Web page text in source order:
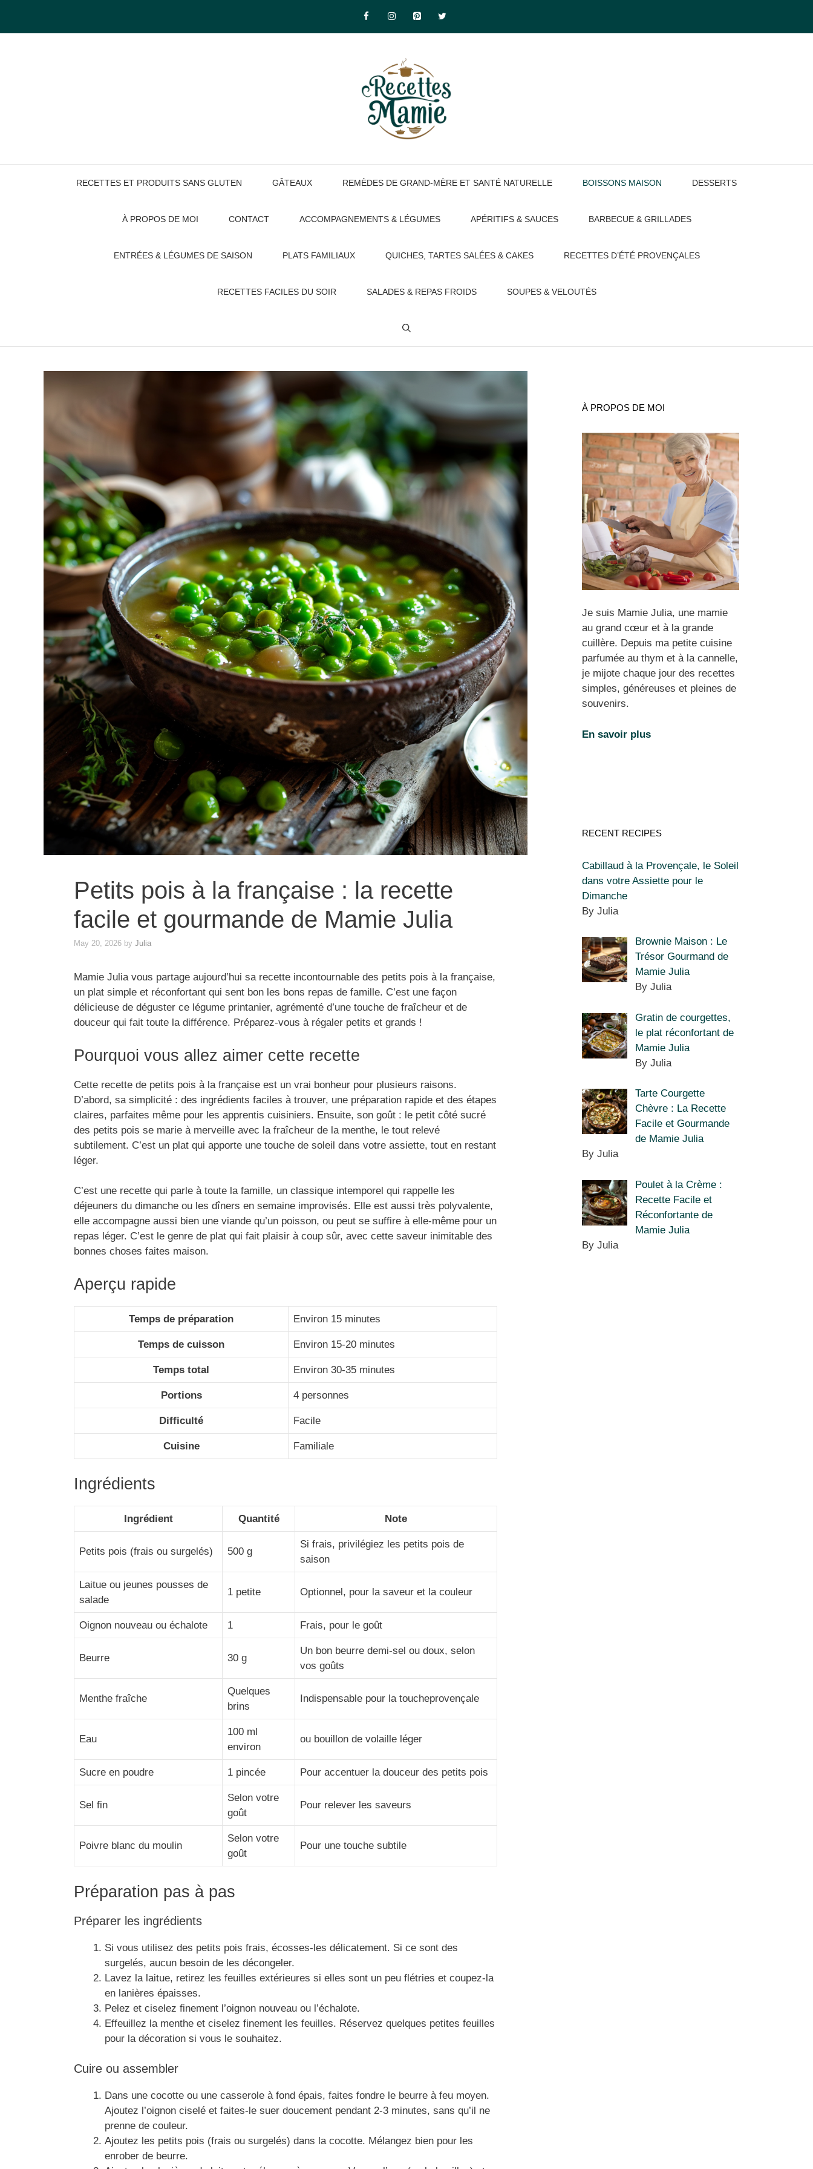
content
RECETTES ET PRODUITS SANS GLUTEN GÂTEAUX REMÈDES DE GRAND-MÈRE ET SANTÉ NATURELLE BOISSONS MAISON DESSERTS
À PROPOS DE MOI CONTACT ACCOMPAGNEMENTS & LÉGUMES APÉRITIFS & SAUCES BARBECUE & GRILLADES
ENTRÉES & LÉGUMES DE SAISON PLATS FAMILIAUX QUICHES, TARTES SALÉES & CAKES RECETTES D’ÉTÉ PROVENÇALES
RECETTES FACILES DU SOIR SALADES & REPAS FROIDS SOUPES & VELOUTÉS
Petits pois à la française : la recette
facile et gourmande de Mamie Julia
May 20, 2026 by Julia
Mamie Julia vous partage aujourd’hui sa recette incontournable des petits pois à la française,
un plat simple et réconfortant qui sent bon les bons repas de famille. C’est une façon
délicieuse de déguster ce légume printanier, agrémenté d’une touche de fraîcheur et de
douceur qui fait toute la différence. Préparez-vous à régaler petits et grands !
Pourquoi vous allez aimer cette recette
Cette recette de petits pois à la française est un vrai bonheur pour plusieurs raisons.
D’abord, sa simplicité : des ingrédients faciles à trouver, une préparation rapide et des étapes
claires, parfaites même pour les apprentis cuisiniers. Ensuite, son goût : le petit côté sucré
des petits pois se marie à merveille avec la fraîcheur de la menthe, le tout relevé
subtilement. C’est un plat qui apporte une touche de soleil dans votre assiette, tout en restant
léger.
C’est une recette qui parle à toute la famille, un classique intemporel qui rappelle les
déjeuners du dimanche ou les dîners en semaine improvisés. Elle est aussi très polyvalente,
elle accompagne aussi bien une viande qu’un poisson, ou peut se suffire à elle-même pour un
repas léger. C’est le genre de plat qui fait plaisir à coup sûr, avec cette saveur inimitable des
bonnes choses faites maison.
Aperçu rapide
Temps de préparation Environ 15 minutes
Temps de cuisson Environ 15-20 minutes
Temps total Environ 30-35 minutes
Portions 4 personnes
Difficulté Facile
Cuisine Familiale
Ingrédients
Ingrédient Quantité Note
Petits pois (frais ou surgelés) 500 g
Si frais, privilégiez les petits pois de
saison
Laitue ou jeunes pousses de
salade
1 petite Optionnel, pour la saveur et la couleur
Oignon nouveau ou échalote 1 Frais, pour le goût
Beurre 30 g
Un bon beurre demi-sel ou doux, selon
vos goûts
Menthe fraîche
Quelques
brins
Indispensable pour la toucheprovençale
Eau
100 ml
environ
ou bouillon de volaille léger
Sucre en poudre 1 pincée Pour accentuer la douceur des petits pois
Sel fin
Selon votre
goût
Pour relever les saveurs
Poivre blanc du moulin
Selon votre
goût
Pour une touche subtile
Préparation pas à pas
Préparer les ingrédients
Si vous utilisez des petits pois frais, écosses-les délicatement. Si ce sont des
surgelés, aucun besoin de les décongeler.
Lavez la laitue, retirez les feuilles extérieures si elles sont un peu flétries et coupez-la
en lanières épaisses.
Pelez et ciselez finement l’oignon nouveau ou l’échalote.
Effeuillez la menthe et ciselez finement les feuilles. Réservez quelques petites feuilles
pour la décoration si vous le souhaitez.
Cuire ou assembler
Dans une cocotte ou une casserole à fond épais, faites fondre le beurre à feu moyen.
Ajoutez l’oignon ciselé et faites-le suer doucement pendant 2-3 minutes, sans qu’il ne
prenne de couleur.
Ajoutez les petits pois (frais ou surgelés) dans la cocotte. Mélangez bien pour les
enrober de beurre.
À PROPOS DE MOI
Je suis Mamie Julia, une mamie
au grand cœur et à la grande
cuillère. Depuis ma petite cuisine
parfumée au thym et à la cannelle,
je mijote chaque jour des recettes
simples, généreuses et pleines de
souvenirs.
En savoir plus
RECENT RECIPES
Cabillaud à la Provençale, le Soleil
dans votre Assiette pour le
Dimanche
By Julia
Brownie Maison : Le
Trésor Gourmand de
Mamie Julia
By Julia
Gratin de courgettes,
le plat réconfortant de
Mamie Julia
By Julia
Tarte Courgette
Chèvre : La Recette
Facile et Gourmande
de Mamie Julia
By Julia
Poulet à la Crème :
Recette Facile et
Réconfortante de
Mamie Julia
By Julia